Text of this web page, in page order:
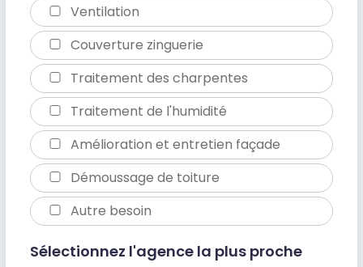
Ventilation
Couverture zinguerie
Traitement des charpentes
Traitement de l'humidité
Amélioration et entretien façade
Démoussage de toiture
Autre besoin
Sélectionnez l'agence la plus proche